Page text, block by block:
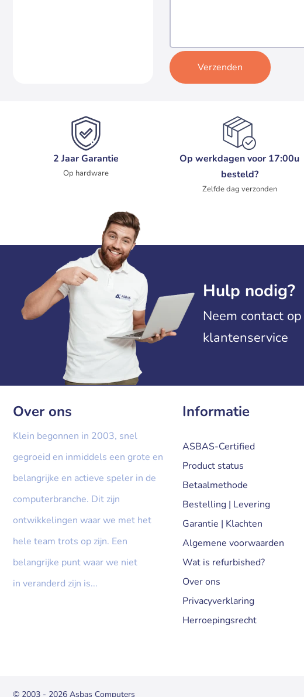
Verzenden
2 Jaar Garantie
Op hardware
Op werkdagen voor 17:00u
besteld?
Zelfde dag verzonden
Hulp nodig?
Neem contact
klantenservice
Over ons
Klein begonnen in 2003, snel
gegroeid en inmiddels een grote en
belangrijke en actieve speler in de
computerbranche. Dit zijn
ontwikkelingen waar we met het
hele team trots op zijn. Een
belangrijke punt waar we niet
in veranderd zijn is...
Informatie
ASBAS-Certified
Product status
Betaalmethode
Bestelling | Levering
Garantie | Klachten
Algemene voorwaarden
Wat is refurbished?
Over ons
Privacyverklaring
Herroepingsrecht
© 2003 - 2026 Asbas Computers